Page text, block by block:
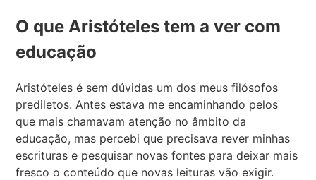
O que Aristóteles tem a ver com
educação
Aristóteles é sem dúvidas um dos meus filósofos
prediletos. Antes estava me encaminhando pelos
que mais chamavam atenção no âmbito da
educação, mas percebi que precisava rever minhas
escrituras e pesquisar novas fontes para deixar mais
fresco o conteúdo que novas leituras vão exigir.